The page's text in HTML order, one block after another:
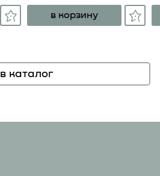
в корзину
в каталог